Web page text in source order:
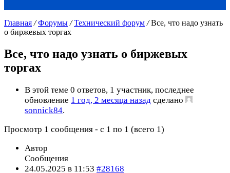
Главная / Форумы / Технический форум / Все, что надо узнать
о биржевых торгах
Все, что надо узнать о биржевых
торгах
В этой теме 0 ответов, 1 участник, последнее
обновление 1 год, 2 месяца назад сделано
sonnick84.
Просмотр 1 сообщения - с 1 по 1 (всего 1)
Автор
Сообщения
24.05.2025 в 11:53 #28168